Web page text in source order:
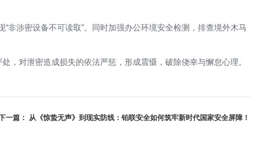
涉密设备不可读取”。同时加强办公环境安全检测，排查境外木马
对泄密造成损失的依法严惩，形成震慑，破除侥幸与懈怠心理。
一篇： 从《惊蛰无声》到现实防线：铂联安全如何筑牢新时代国家安全屏障！